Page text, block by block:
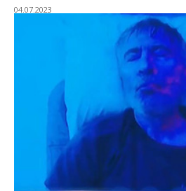
04.07.2023